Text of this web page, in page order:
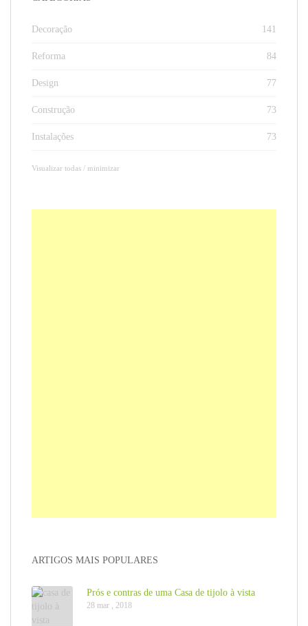
Decoração 141
Reforma 84
Design 77
Construção 73
Instalações 73
Visualizar todas / minimizar
ARTIGOS MAIS POPULARES
Prós e contras de uma Casa de tijolo à vista
28 mar , 2018